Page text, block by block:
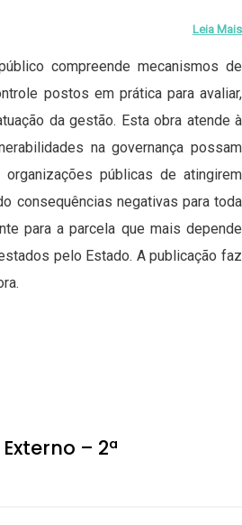
Leia Mais
compreende mecanismos de
postos em prática para avaliar,
da gestão. Esta obra atende à
na governança possam
públicas de atingirem
consequências negativas para toda
para a parcela que mais depende
pelo Estado. A publicação faz
– 2ª